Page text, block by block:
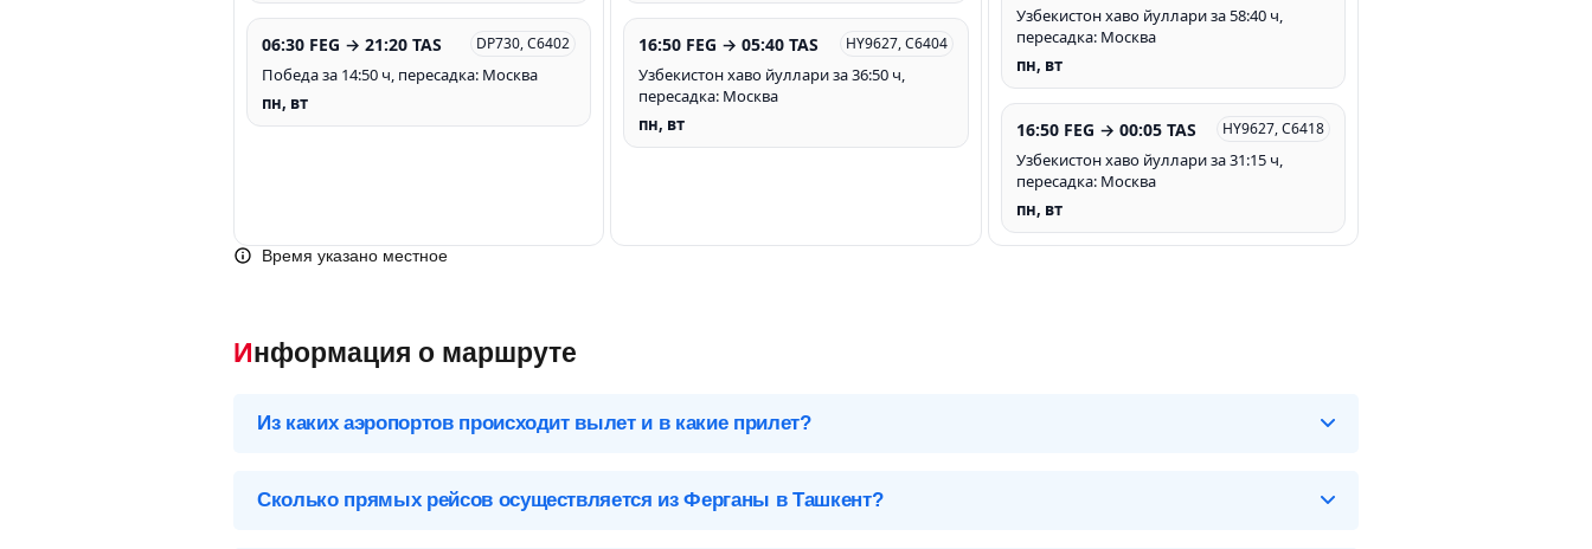
06:30 FEG → 21:20 TAS DP730, C6402
Победа за 14:50 ч, пересадка: Москва
пн, вт
16:50 FEG → 05:40 TAS HY9627, C6404
Узбекистон хаво йуллари за 36:50 ч,
пересадка: Москва
пн, вт
Узбекистон хаво йуллари за 58:40 ч,
пересадка: Москва
пн, вт
16:50 FEG → 00:05 TAS HY9627, C6418
Узбекистон хаво йуллари за 31:15 ч,
пересадка: Москва
пн, вт
Время указано местное
Информация о маршруте
Из каких аэропортов происходит вылет и в какие прилет?
Фергана (FEG), Узбекистан Ташкент (TAS), Узбекистан
Сколько прямых рейсов осуществляется из Ферганы в Ташкент?